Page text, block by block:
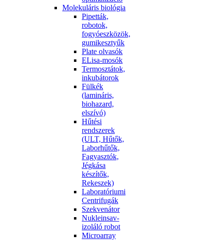
Molekuláris biológia
Pipetták,
robotok,
fogyóeszközök,
gumikesztyűk
Plate olvasók
ELisa-mosók
Termosztátok,
inkubátorok
Fülkék
(lamináris,
biohazard,
elszívó)
Hűtési
rendszerek
(ULT, Hűtők,
Laborhűtők,
Fagyasztók,
Jégkása
készítők,
Rekeszek)
Laboratóriumi
Centrifugák
Szekvenátor
Nukleinsav-
izoláló robot
Microarray